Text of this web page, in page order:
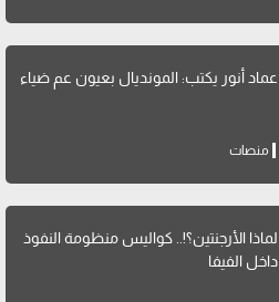
عماد أنور يكتب: المونديال بعيون عم ضياء
منصات
لماذا الأرجنتين؟!.. كواليس منظومة النفوذ
داخل الفيفا